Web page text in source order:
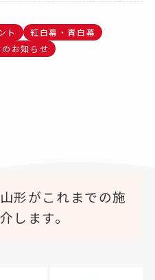
ト
紅白幕・青白幕
お知らせ
形がこれまでの施
します。